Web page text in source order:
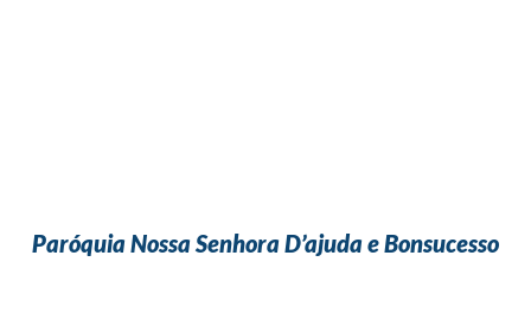
Paróquia Nossa Senhora D’ajuda e Bonsucesso